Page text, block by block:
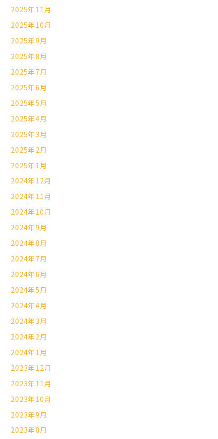
2025年11月
2025年10月
2025年9月
2025年8月
2025年7月
2025年6月
2025年5月
2025年4月
2025年3月
2025年2月
2025年1月
2024年12月
2024年11月
2024年10月
2024年9月
2024年8月
2024年7月
2024年6月
2024年5月
2024年4月
2024年3月
2024年2月
2024年1月
2023年12月
2023年11月
2023年10月
2023年9月
2023年8月